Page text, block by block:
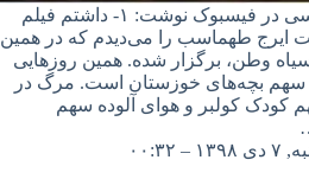
علی عباسی در فیسبوک نوشت: ۱- داشتم فیلم
ایرج طهماسب را می‌دیدم که در همین
وطن، برگزار شده. همین روزهایی
سهم بچه‌های خوزستان است. مرگ در
کودک کولبر و هوای آلوده سهم
– ۰۰:۳۲